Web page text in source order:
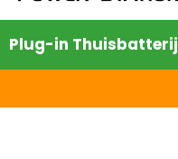
Plug-in Thuisbatterij